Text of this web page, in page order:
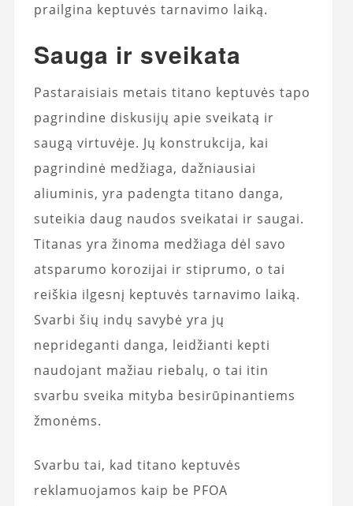
prailgina keptuvės tarnavimo laiką.
Sauga ir sveikata
Pastaraisiais metais titano keptuvės tapo
pagrindine diskusijų apie sveikatą ir
saugą virtuvėje. Jų konstrukcija, kai
pagrindinė medžiaga, dažniausiai
aliuminis, yra padengta titano danga,
suteikia daug naudos sveikatai ir saugai.
Titanas yra žinoma medžiaga dėl savo
atsparumo korozijai ir stiprumo, o tai
reiškia ilgesnį keptuvės tarnavimo laiką.
Svarbi šių indų savybė yra jų
neprideganti danga, leidžianti kepti
naudojant mažiau riebalų, o tai itin
svarbu sveika mityba besirūpinantiems
žmonėms.
Svarbu tai, kad titano keptuvės
reklamuojamos kaip be PFOA